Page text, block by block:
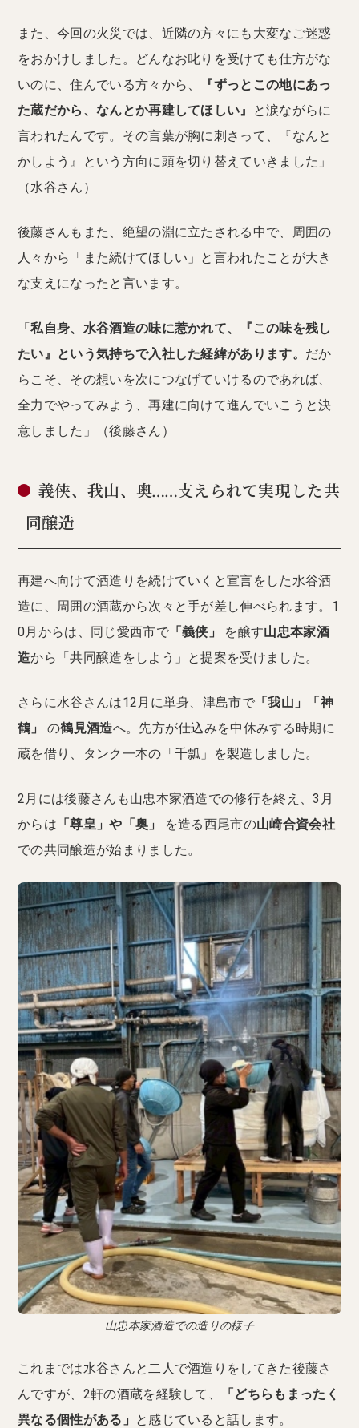
また、今回の火災では、近隣の方々にも大変なご迷惑
をおかけしました。どんなお叱りを受けても仕方がな
いのに、住んでいる方々から、
『ずっとこの地にあっ
た蔵だから、なんとか再建してほしい』
と涙ながらに
言われたんです。その言葉が胸に刺さって、『なんと
かしよう』という方向に頭を切り替えていきました」
（水谷さん）
後藤さんもまた、絶望の淵に立たされる中で、周囲の
人々から「また続けてほしい」と言われたことが大き
な支えになったと言います。
「私自身、水谷酒造の味に惹かれて、『この味を残し
たい』という気持ちで入社した経緯があります。 だか
らこそ、その想いを次につなげていけるのであれば、
全力でやってみよう、再建に向けて進んでいこうと決
意しました」（後藤さん）
義侠、我山、奥……支えられて実現した共
同醸造
再建へ向けて酒造りを続けていくと宣言をした水谷酒
造に、周囲の酒蔵から次々と手が差し伸べられます。1
0月からは、同じ愛西市で「義侠」 を醸す山忠本家酒
造から「共同醸造をしよう」と提案を受けました。
さらに水谷さんは12月に単身、津島市で 「我山」「神
鶴」
の鶴見酒造へ。先方が仕込みを中休みする時期に
蔵を借り、タンク一本の「千瓢」を製造しました。
2月には後藤さんも山忠本家酒造での修行を終え、3月
からは 「尊皇」や「奥」 を造る西尾市の山崎合資会社
での共同醸造が始まりました。
山忠本家酒造での造りの様子
これまでは水谷さんと二人で酒造りをしてきた後藤さ
んですが、2軒の酒蔵を経験して、
「どちらもまったく
異なる個性がある」 と感じていると話します。